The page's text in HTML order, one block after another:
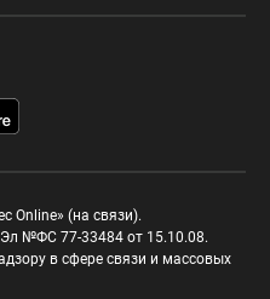
Online» (на связи).
№ФС 77-33484 от 15.10.08.
в сфере связи и массовых